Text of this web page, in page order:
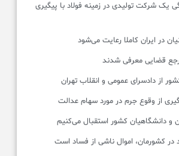
یک شرکت تولیدی در زمینه فولاد با پیگیری
در ایران کاملا رعایت می‌شود
از دادسرای عمومی و انقلاب تهران
از وقوع جرم در مورد سهام عدالت
و دانشگاهیان کشور استقبال می‌کنیم
در کشورمان، اموال ناشی از فساد است